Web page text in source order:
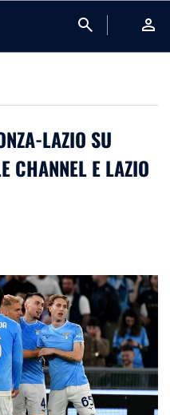
search person
LAZIO SU
CHANNEL E LAZIO